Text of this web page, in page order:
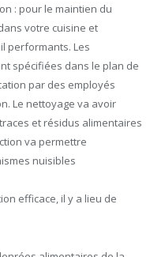
: pour le maintien du
votre cuisine et
performants. Les
spécifiées dans le plan de
par des employés
Le nettoyage va avoir
et résidus alimentaires
va permettre
nuisibles
efficace, il y a lieu de